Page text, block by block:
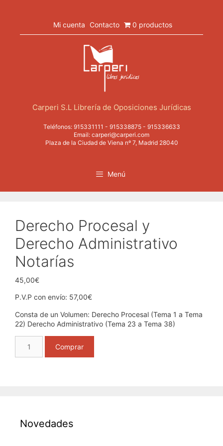
Mi cuenta Contacto 0 productos
Carperi S.L Librería de Oposiciones Jurídicas
Teléfonos: 915331111 - 915338875- 915336633
Email: carperi@carperi.com
Plaza de la Ciudad de Viena nº 7, Madrid 28040
Menú
Derecho Procesal y
Derecho Administrativo
Notarías
45,00€
P.V.P con envío: 57,00€
Consta de un Volumen: Derecho Procesal (Tema 1 a Tema
22) Derecho Administrativo (Tema 23 a Tema 38)
Procesal
y
Comprar
Novedades